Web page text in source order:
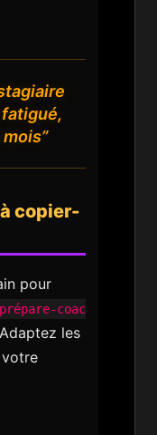
copier-
pour
coac
les